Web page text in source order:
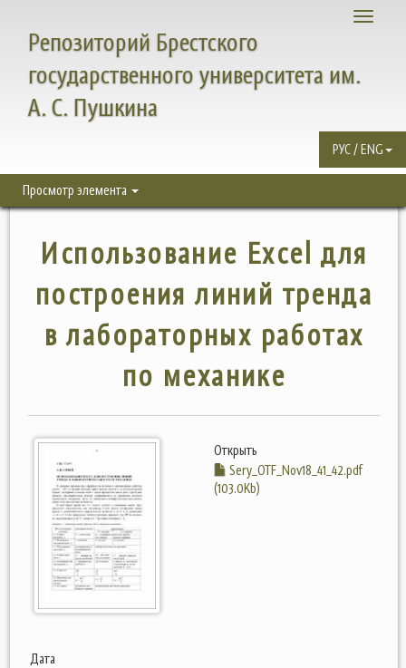
Toggle
Репозиторий Брестского
государственного университета им.
А. С. Пушкина
РУС / ENG
Просмотр элемента
Использование Excel для
построения линий тренда
в лабораторных работах
по механике
Открыть
Sery_OTF_Nov18_41_42.pdf
(103.0Kb)
Дата